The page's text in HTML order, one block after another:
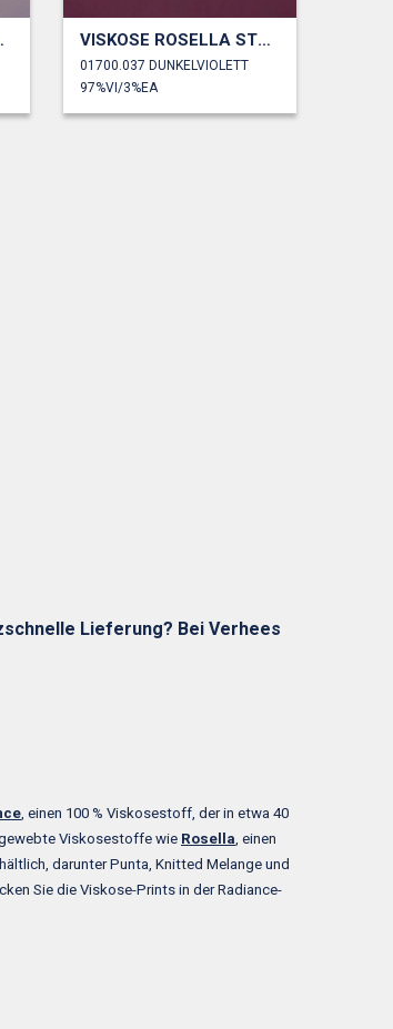
VISKOSE ROSELLA STRETCH
01700.037 DUNKELVIOLETT
97%VI/3%EA
Lieferung? Bei Verhees
, einen 100 % Viskosestoff, der in etwa 40
Viskosestoffe wie Rosella , einen
darunter Punta, Knitted Melange und
Sie die Viskose-Prints in der Radiance-